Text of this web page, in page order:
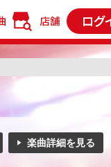
楽曲詳細を見る